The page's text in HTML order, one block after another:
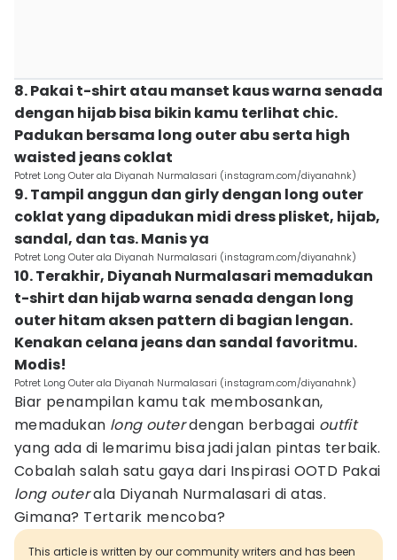
8. Pakai t-shirt atau manset kaus warna senada
dengan hijab bisa bikin kamu terlihat chic.
Padukan bersama long outer abu serta high
waisted jeans coklat
Potret Long Outer ala Diyanah Nurmalasari (instagram.com/diyanahnk)
9. Tampil anggun dan girly dengan long outer
coklat yang dipadukan midi dress plisket, hijab,
sandal, dan tas. Manis ya
Potret Long Outer ala Diyanah Nurmalasari (instagram.com/diyanahnk)
10. Terakhir, Diyanah Nurmalasari memadukan
t-shirt dan hijab warna senada dengan long
outer hitam aksen pattern di bagian lengan.
Kenakan celana jeans dan sandal favoritmu.
Modis!
Potret Long Outer ala Diyanah Nurmalasari (instagram.com/diyanahnk)
Biar penampilan kamu tak membosankan,
memadukan long outerdengan berbagai outfit
yang ada di lemarimu bisa jadi jalan pintas terbaik.
Cobalah salah satu gaya dari Inspirasi OOTD Pakai
long outerala Diyanah Nurmalasari di atas.
Gimana? Tertarik mencoba?
This article is written by our community writers and has been